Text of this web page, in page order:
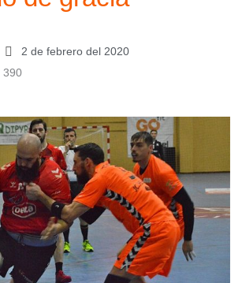
2 de febrero del 2020
390